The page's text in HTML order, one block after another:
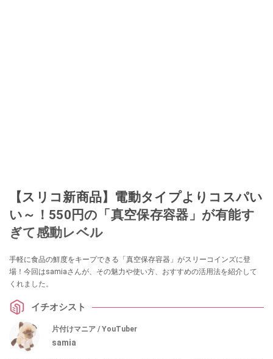
【スリコ新商品】電動タイプよりコスパい
い～！550円の「真空保存容器」が有能す
ぎて感動レベル
手軽に食品の鮮度をキープできる「真空保存容器」がスリーコインズに登
場！今回はsamiaさんが、その魅力や使い方、おすすめの活用法を紹介して
くれました。
イチオシスト
片付けマニア / YouTuber
samia